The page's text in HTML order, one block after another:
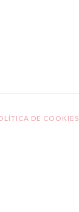
DE COOKIES